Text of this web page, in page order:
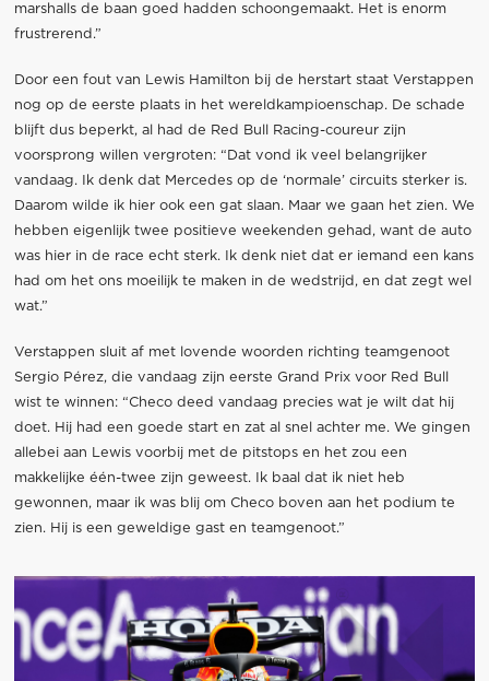
marshalls de baan goed hadden schoongemaakt. Het is enorm
frustrerend.”
Door een fout van Lewis Hamilton bij de herstart staat Verstappen
nog op de eerste plaats in het wereldkampioenschap. De schade
blijft dus beperkt, al had de Red Bull Racing-coureur zijn
voorsprong willen vergroten: “Dat vond ik veel belangrijker
vandaag. Ik denk dat Mercedes op de ‘normale’ circuits sterker is.
Daarom wilde ik hier ook een gat slaan. Maar we gaan het zien. We
hebben eigenlijk twee positieve weekenden gehad, want de auto
was hier in de race echt sterk. Ik denk niet dat er iemand een kans
had om het ons moeilijk te maken in de wedstrijd, en dat zegt wel
wat.”
Verstappen sluit af met lovende woorden richting teamgenoot
Sergio Pérez, die vandaag zijn eerste Grand Prix voor Red Bull
wist te winnen: “Checo deed vandaag precies wat je wilt dat hij
doet. Hij had een goede start en zat al snel achter me. We gingen
allebei aan Lewis voorbij met de pitstops en het zou een
makkelijke één-twee zijn geweest. Ik baal dat ik niet heb
gewonnen, maar ik was blij om Checo boven aan het podium te
zien. Hij is een geweldige gast en teamgenoot.”